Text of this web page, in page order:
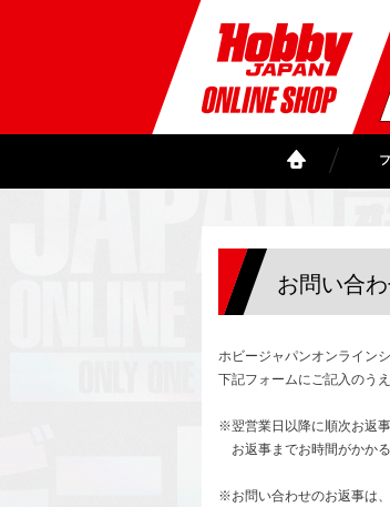
お問い合
ホビージャパンオンライン
下記フォームにご記入のう
※翌営業日以降に順次お返事
お返事までお時間がかか
※お問い合わせのお返事は